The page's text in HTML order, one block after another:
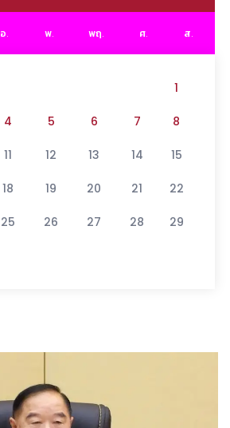
อ. พ. พฤ. ศ. ส.
1
4 5 6 7 8
11 12 13 14 15
18 19 20 21 22
25 26 27 28 29